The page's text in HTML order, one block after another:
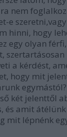
nem
e
hinni, hogy
egy olyan
szertartásosan
a kérdést,
hogy mit
két jelenttől
és amit
mit lépnénk